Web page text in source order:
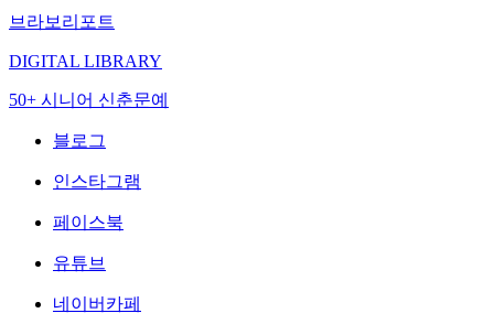
브라보리포트
DIGITAL LIBRARY
50+ 시니어 신춘문예
블로그
인스타그램
페이스북
유튜브
네이버카페